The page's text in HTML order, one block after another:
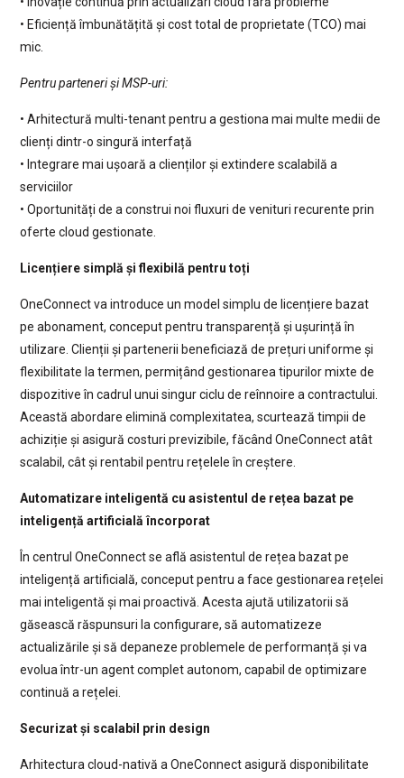
• Eficiență îmbunătățită și cost total de proprietate (TCO) mai
mic.
Pentru parteneri și MSP-uri:
• Arhitectură multi-tenant pentru a gestiona mai multe medii de
clienți dintr-o singură interfață
• Integrare mai ușoară a clienților și extindere scalabilă a
serviciilor
• Oportunități de a construi noi fluxuri de venituri recurente prin
oferte cloud gestionate.
Licențiere simplă și flexibilă pentru toți
OneConnect va introduce un model simplu de licențiere bazat
pe abonament, conceput pentru transparență și ușurință în
utilizare. Clienții și partenerii beneficiază de prețuri uniforme și
flexibilitate la termen, permițând gestionarea tipurilor mixte de
dispozitive în cadrul unui singur ciclu de reînnoire a contractului.
Această abordare elimină complexitatea, scurtează timpii de
achiziție și asigură costuri previzibile, făcând OneConnect atât
scalabil, cât și rentabil pentru rețelele în creștere.
Automatizare inteligentă cu asistentul de rețea bazat pe
inteligență artificială încorporat
În centrul OneConnect se află asistentul de rețea bazat pe
inteligență artificială, conceput pentru a face gestionarea rețelei
mai inteligentă și mai proactivă. Acesta ajută utilizatorii să
găsească răspunsuri la configurare, să automatizeze
actualizările și să depaneze problemele de performanță și va
evolua într-un agent complet autonom, capabil de optimizare
continuă a rețelei.
Securizat și scalabil prin design
Arhitectura cloud-nativă a OneConnect asigură disponibilitate